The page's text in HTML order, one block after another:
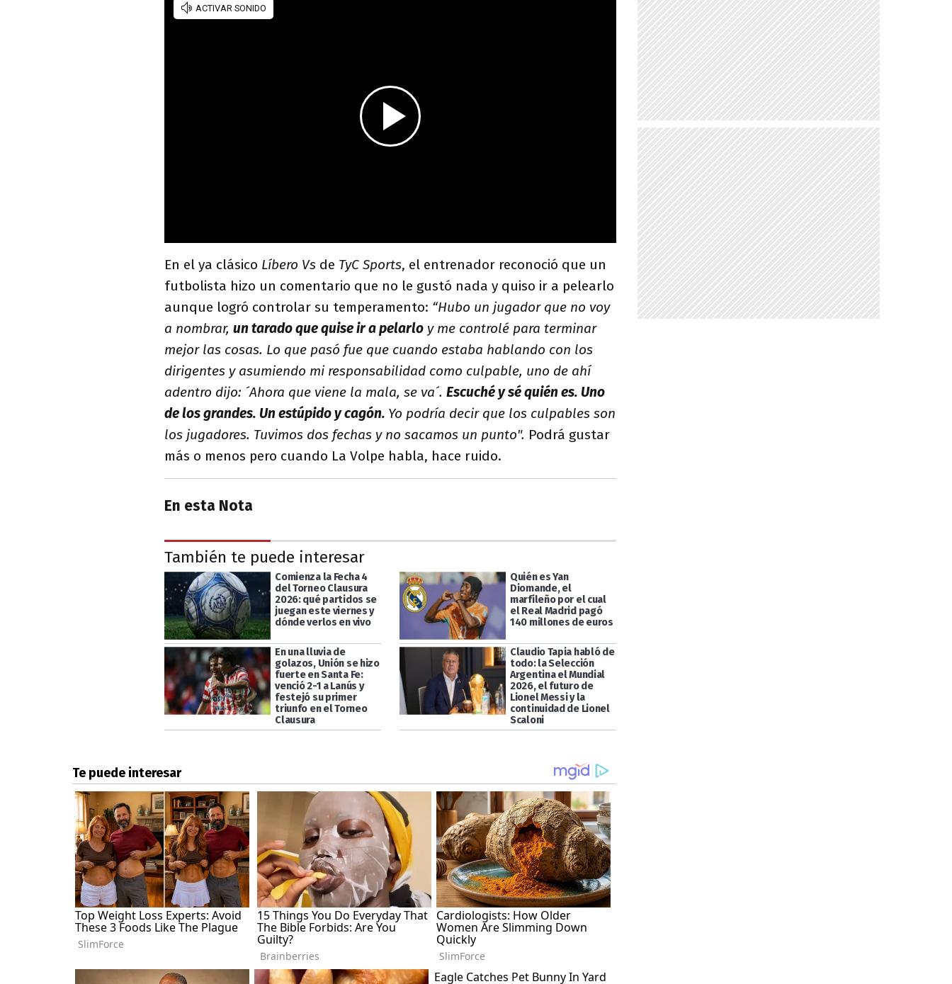
En el ya clásico Líbero Vs de TyC Sports, el entrenador reconoció que un
futbolista hizo un comentario que no le gustó nada y quiso ir a pelearlo
aunque logró controlar su temperamento: “Hubo un jugador que no voy
a nombrar, un tarado que quise ir a pelarlo y me controlé para terminar
mejor las cosas. Lo que pasó fue que cuando estaba hablando con los
dirigentes y asumiendo mi responsabilidad como culpable, uno de ahí
adentro dijo: ´Ahora que viene la mala, se va´. Escuché y sé quién es. Uno
de los grandes. Un estúpido y cagón. Yo podría decir que los culpables son
los jugadores. Tuvimos dos fechas y no sacamos un punto". Podrá gustar
más o menos pero cuando La Volpe habla, hace ruido.
En esta Nota
También te puede interesar
Comienza la Fecha 4
del Torneo Clausura
2026: qué partidos se
juegan este viernes y
dónde verlos en vivo
Quién es Yan
Diomande, el
marfileño por el cual
el Real Madrid pagó
140 millones de euros
En una lluvia de
golazos, Unión se hizo
fuerte en Santa Fe:
venció 2-1 a Lanús y
festejó su primer
triunfo en el Torneo
Clausura
Claudio Tapia habló de
todo: la Selección
Argentina el Mundial
2026, el futuro de
Lionel Messi y la
continuidad de Lionel
Scaloni